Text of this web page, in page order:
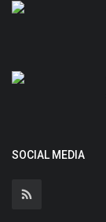
SOCIAL MEDIA